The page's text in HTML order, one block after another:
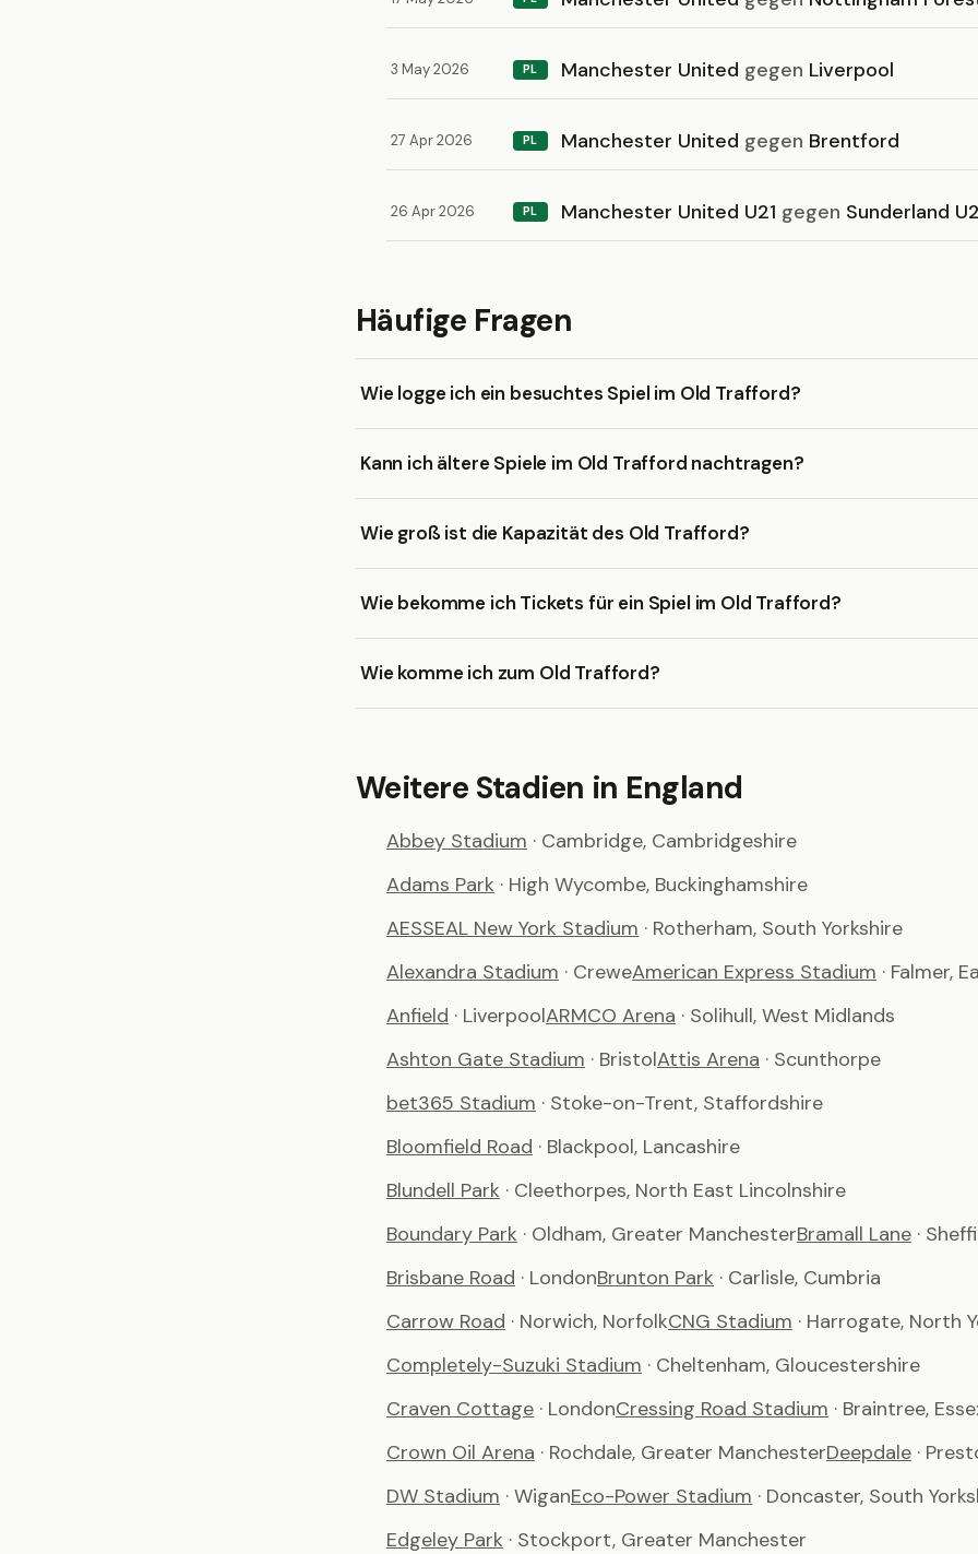
3 May 2026 PL Manchester United gegen Liverpool
27 Apr 2026 PL Manchester United gegen Brentford
26 Apr 2026 PL Manchester United U21 gegen Sunderland
Häufige Fragen
Wie logge ich ein besuchtes Spiel im Old Trafford?
Kann ich ältere Spiele im Old Trafford nachtragen?
Wie groß ist die Kapazität des Old Trafford?
Wie bekomme ich Tickets für ein Spiel im Old Trafford?
Wie komme ich zum Old Trafford?
Weitere Stadien in England
Abbey Stadium · Cambridge, Cambridgeshire
Adams Park · High Wycombe, Buckinghamshire
AESSEAL New York Stadium · Rotherham, South Yorkshire
Alexandra Stadium · CreweAmerican Express Stadium · Falmer,
Anfield · LiverpoolARMCO Arena · Solihull, West Midlands
Ashton Gate Stadium · BristolAttis Arena · Scunthorpe
bet365 Stadium · Stoke-on-Trent, Staffordshire
Bloomfield Road · Blackpool, Lancashire
Blundell Park · Cleethorpes, North East Lincolnshire
Boundary Park · Oldham, Greater ManchesterBramall Lane ·
Brisbane Road · LondonBrunton Park · Carlisle, Cumbria
Carrow Road · Norwich, NorfolkCNG Stadium · Harrogate, North
Completely-Suzuki Stadium · Cheltenham, Gloucestershire
Craven Cottage · LondonCressing Road Stadium · Braintree,
Crown Oil Arena · Rochdale, Greater ManchesterDeepdale ·
DW Stadium · WiganEco-Power Stadium · Doncaster, South
Edgeley Park · Stockport, Greater Manchester